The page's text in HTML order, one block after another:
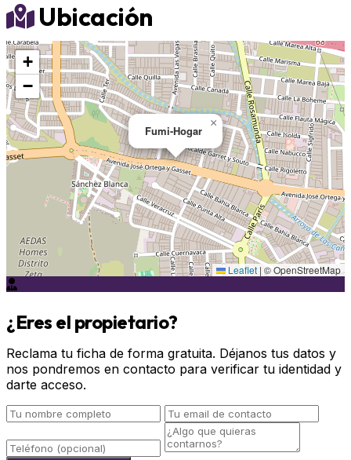
Ubicación
Fumi-Hogar
×
+
−
Leaflet | © OpenStreetMap
¿Eres el propietario?
Reclama tu ficha de forma gratuita. Déjanos tus datos y
nos pondremos en contacto para verificar tu identidad y
darte acceso.